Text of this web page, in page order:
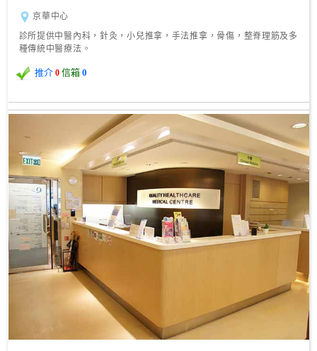
京華中心
診所提供中醫內科，針灸，小兒推拿，手法推拿，骨傷，整脊理筋及多
種傳統中醫療法。
推介 0 信箱 0